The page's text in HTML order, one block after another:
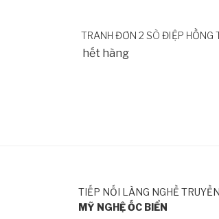
TRANH ĐƠN 2 SÒ ĐIỆP HỒNG
hết hàng
TIẾP NỐI LÀNG NGHỀ
MỸ NGHỆ ỐC BIỂN